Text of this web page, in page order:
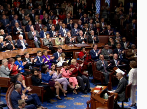
라드 총재가 7이라는 숫자를 처음 제시해버린
말라"는 말이 있죠. '코끼리'란 말을 사용해서 다른
생각을 자신의 프레임 안에 가두는 정치의 프레임
준이 시장에 프레임 공격을 했습니다. 불라드의
는 숫자 이외에는 다른 아무것도 생각하지 못하게
라드의 7% 발표 직후 미국 증시와 국채 금리는
선 벗어났죠. 그렇지만 시장의 센티멘트는
7을 생각하지 말라고 말해도 7을 생각할 수 밖에